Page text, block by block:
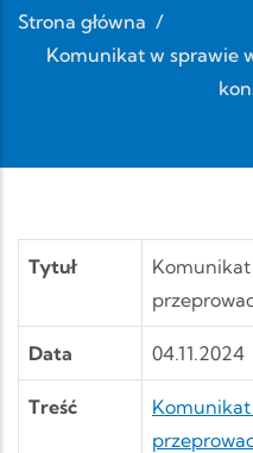
Strona główna /
Komunikat w sprawie
Tytuł
Data 04.11.2024
Treść